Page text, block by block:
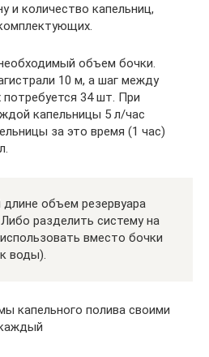
и количество капельниц,
объем бочки.
10 м, а шаг между
34 шт. При
капельницы 5 л/час
за это время (1 час)
объем резервуара
разделить систему на
вместо бочки
воды).
капельного полива своими